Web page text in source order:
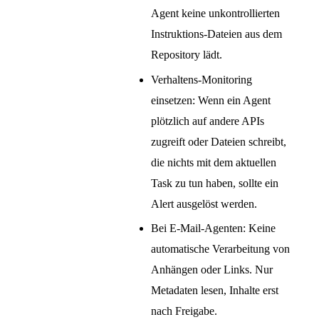
Agent keine unkontrollierten
Instruktions-Dateien aus dem
Repository lädt.
Verhaltens-Monitoring
einsetzen: Wenn ein Agent
plötzlich auf andere APIs
zugreift oder Dateien schreibt,
die nichts mit dem aktuellen
Task zu tun haben, sollte ein
Alert ausgelöst werden.
Bei E-Mail-Agenten: Keine
automatische Verarbeitung von
Anhängen oder Links. Nur
Metadaten lesen, Inhalte erst
nach Freigabe.